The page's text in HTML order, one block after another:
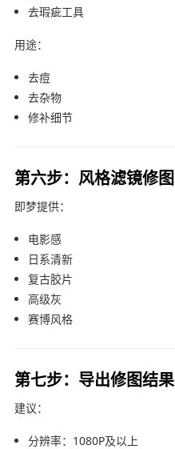
去瑕疵工具
用途：
去痘
去杂物
修补细节
第六步：风格滤镜修图
即梦提供：
电影感
日系清新
复古胶片
高级灰
赛博风格
第七步：导出修图结果
建议：
分辨率：1080P及以上